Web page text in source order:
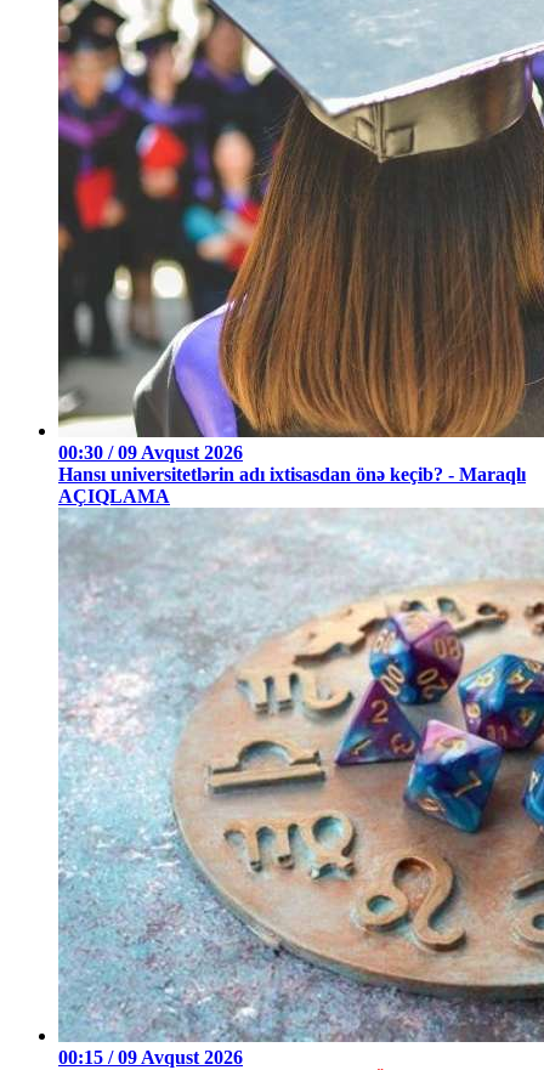
00:30 / 09 Avqust 2026
Hansı universitetlərin adı ixtisasdan önə keçib? - Maraqlı
AÇIQLAMA
00:15 / 09 Avqust 2026